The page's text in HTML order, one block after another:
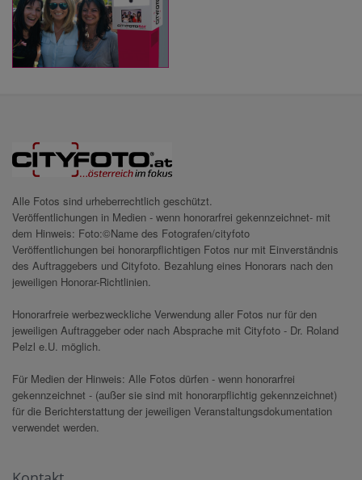
Alle Fotos sind urheberrechtlich geschützt.
Veröffentlichungen in Medien - wenn honorarfrei gekennzeichnet- mit
dem Hinweis: Foto:©Name des Fotografen/cityfoto
Veröffentlichungen bei honorarpflichtigen Fotos nur mit Einverständnis
des Auftraggebers und Cityfoto. Bezahlung eines Honorars nach den
jeweiligen Honorar-Richtlinien.
Honorarfreie werbezweckliche Verwendung aller Fotos nur für den
jeweiligen Auftraggeber oder nach Absprache mit Cityfoto - Dr. Roland
Pelzl e.U. möglich.
Für Medien der Hinweis: Alle Fotos dürfen - wenn honorarfrei
gekennzeichnet - (außer sie sind mit honorarpflichtig gekennzeichnet)
für die Berichterstattung der jeweiligen Veranstaltungsdokumentation
verwendet werden.